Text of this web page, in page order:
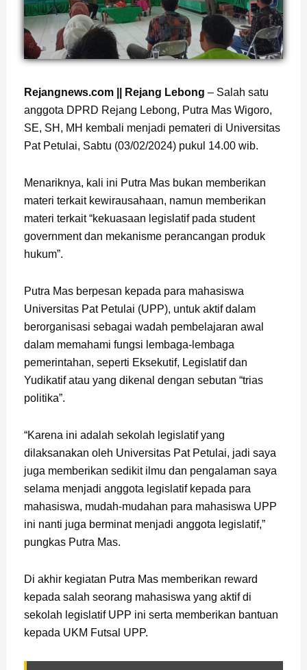
Rejangnews.com || Rejang Lebong – Salah satu
anggota DPRD Rejang Lebong, Putra Mas Wigoro,
SE, SH, MH kembali menjadi pemateri di Universitas
Pat Petulai, Sabtu (03/02/2024) pukul 14.00 wib.
Menariknya, kali ini Putra Mas bukan memberikan
materi terkait kewirausahaan, namun memberikan
materi terkait “kekuasaan legislatif pada student
government dan mekanisme perancangan produk
hukum”.
Putra Mas berpesan kepada para mahasiswa
Universitas Pat Petulai (UPP), untuk aktif dalam
berorganisasi sebagai wadah pembelajaran awal
dalam memahami fungsi lembaga-lembaga
pemerintahan, seperti Eksekutif, Legislatif dan
Yudikatif atau yang dikenal dengan sebutan “trias
politika”.
“Karena ini adalah sekolah legislatif yang
dilaksanakan oleh Universitas Pat Petulai, jadi saya
juga memberikan sedikit ilmu dan pengalaman saya
selama menjadi anggota legislatif kepada para
mahasiswa, mudah-mudahan para mahasiswa UPP
ini nanti juga berminat menjadi anggota legislatif,”
pungkas Putra Mas.
Di akhir kegiatan Putra Mas memberikan reward
kepada salah seorang mahasiswa yang aktif di
sekolah legislatif UPP ini serta memberikan bantuan
kepada UKM Futsal UPP.
Page
, Page